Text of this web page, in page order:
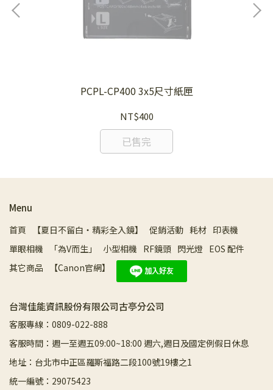
PCPL-CP400 3x5尺寸紙匣
NT$400
已售完
Menu
首頁 【夏日不留白・精彩全入鏡】 促銷活動 耗材 印表機
單眼相機
「為V而生」 小型相機 RF鏡頭 閃光燈 EOS 配件
其它商品
【Canon官網】
台灣佳能資訊股份有限公司古亭分公司
客服專線：0809-022-888
客服時間：週一至週五09:00~18:00 週六,週日及國定例假日休息
地址：台北市中正區羅斯福路二段100號19樓之1
統一編號：29075423